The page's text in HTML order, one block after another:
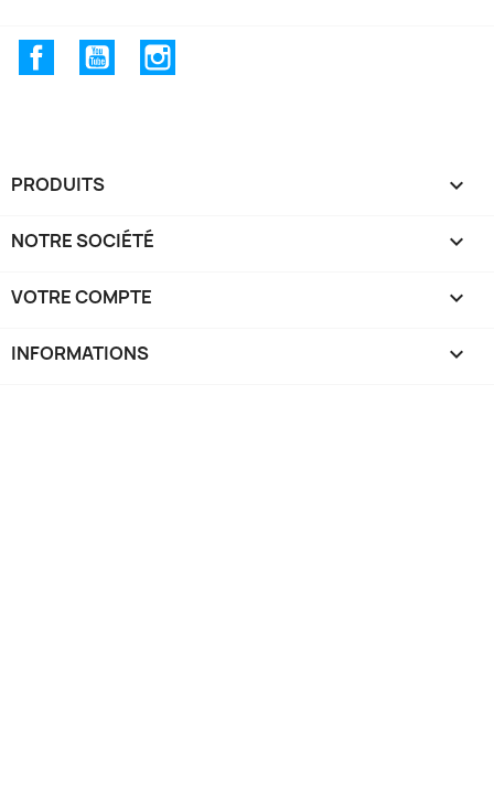
FacebookYouTube
PRODUITS 
NOTRE SOCIÉTÉ 
VOTRE COMPTE 
INFORMATIONS keyboard_arrow_down